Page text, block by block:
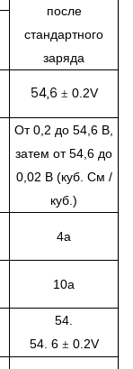
после
стандартного
заряда
54,6 ± 0.2V
От 0,2 до 54,6 В,
затем от 54,6 до
0,02 В (куб. См /
куб.)
4а
10a
54.
54. 6± 0.2V